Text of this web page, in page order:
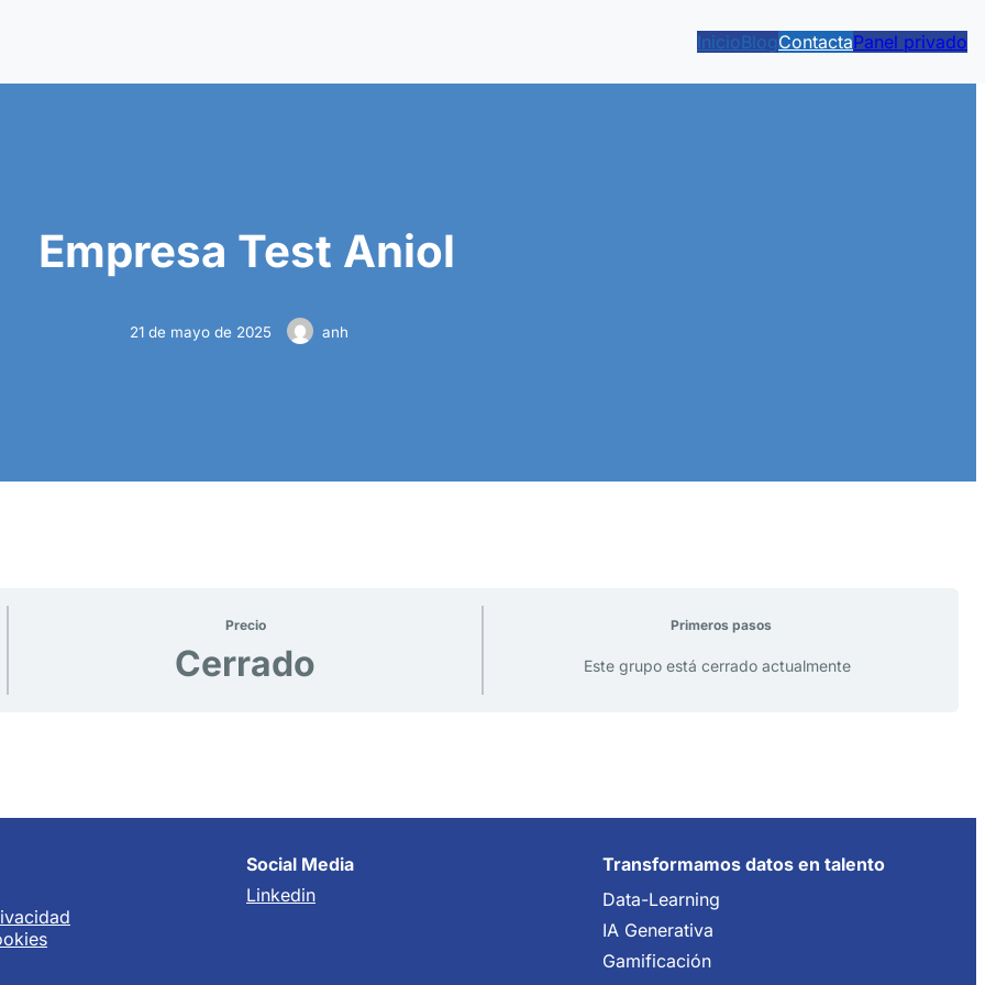
InicioBlogContactaPanel privado
Empresa Test Aniol
21 de mayo de 2025 anh
Precio
Cerrado
Primeros pasos
Este grupo está cerrado actualmente
Social Media
Linkedin
Transformamos datos en talento
Data-Learning
IA Generativa
Gamificación